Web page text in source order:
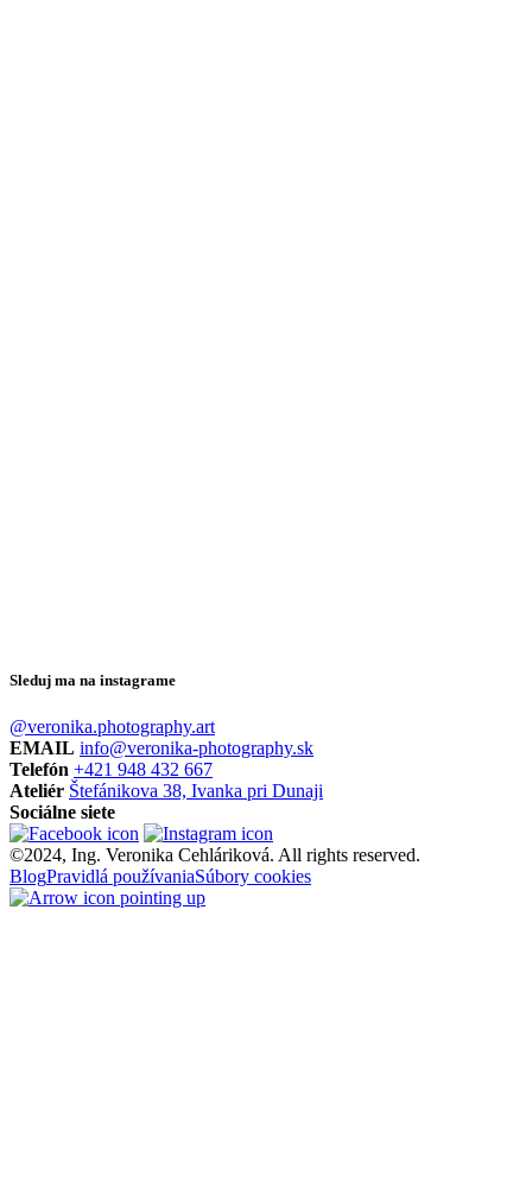
Sleduj ma na instagrame
@veronika.photography.art
EMAIL info@veronika-photography.sk
Telefón +421 948 432 667
Ateliér Štefánikova 38, Ivanka pri Dunaji
Sociálne siete
©2024, Ing. Veronika Cehláriková. All rights reserved.
BlogPravidlá používaniaSúbory cookies